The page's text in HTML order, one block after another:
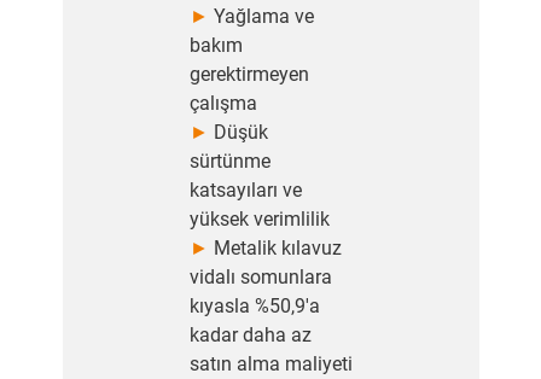
► Yağlama ve
bakım
gerektirmeyen
çalışma
► Düşük
sürtünme
katsayıları ve
yüksek verimlilik
► Metalik kılavuz
vidalı somunlara
kıyasla %50,9'a
kadar daha az
satın alma maliyeti